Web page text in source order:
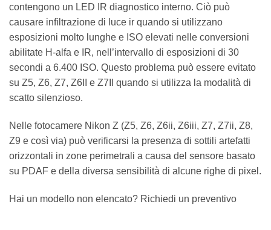
contengono un LED IR diagnostico interno. Ciò può
causare infiltrazione di luce ir quando si utilizzano
esposizioni molto lunghe e ISO elevati nelle conversioni
abilitate H-alfa e IR, nell’intervallo di esposizioni di 30
secondi a 6.400 ISO. Questo problema può essere evitato
su Z5, Z6, Z7, Z6II e Z7II quando si utilizza la modalità di
scatto silenzioso.
Nelle fotocamere Nikon Z (Z5, Z6, Z6ii, Z6iii, Z7, Z7ii, Z8,
Z9 e così via) può verificarsi la presenza di sottili artefatti
orizzontali in zone perimetrali a causa del sensore basato
su PDAF e della diversa sensibilità di alcune righe di pixel.
Hai un modello non elencato? Richiedi un preventivo